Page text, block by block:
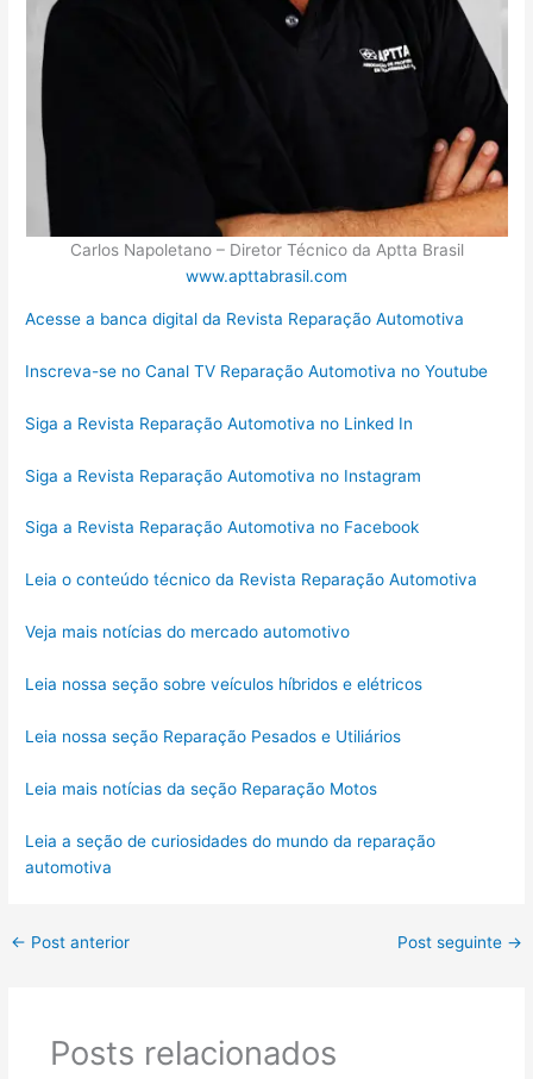
Carlos Napoletano – Diretor Técnico da Aptta Brasil
www.apttabrasil.com
Acesse a banca digital da Revista Reparação Automotiva
Inscreva-se no Canal TV Reparação Automotiva no Youtube
Siga a Revista Reparação Automotiva no Linked In
Siga a Revista Reparação Automotiva no Instagram
Siga a Revista Reparação Automotiva no Facebook
Leia o conteúdo técnico da Revista Reparação Automotiva
Veja mais notícias do mercado automotivo
Leia nossa seção sobre veículos híbridos e elétricos
Leia nossa seção Reparação Pesados e Utiliários
Leia mais notícias da seção Reparação Motos
Leia a seção de curiosidades do mundo da reparação
automotiva
← Post anterior Post seguinte →
Posts relacionados